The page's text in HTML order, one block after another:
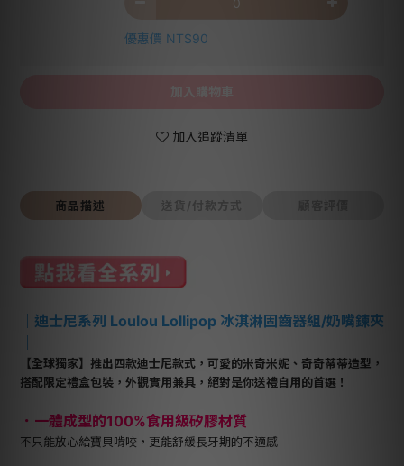
優惠價 NT$90
加入追蹤清單
商品描述 送貨/付款方式
｜迪士尼系列 Loulou Lollipop 冰淇淋固齒器組/奶嘴鍊夾
【全球獨家】推出四款迪士尼款式，可愛的米奇米妮、奇奇蒂蒂造型，
搭配限定禮盒包裝，外觀實用兼具，絕對是你送禮自用的首選！
．一體成型的100%食用級矽膠材質
不只能放心給寶貝啃咬，更能舒緩長牙期的不適感